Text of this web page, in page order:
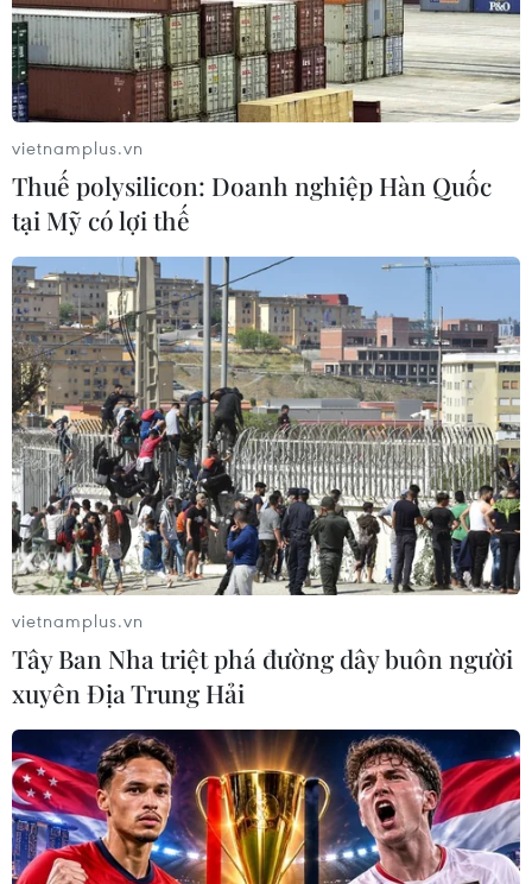
03/03/2024 00:11
Thắng nhọc Nottingham Forest, Liverpool tiếp tục đứng
ngôi đầu và tạo khoảng cách tạm an toàn trong cuộc
chạy đua ngôi vương Premier League với Manchester
City và Arsenal.
vietnamplus.vn
Thuế polysilicon: Doanh nghiệp Hàn Quốc
tại Mỹ có lợi thế
vietnamplus.vn
Tây Ban Nha triệt phá đường dây buôn người
xuyên Địa Trung Hải